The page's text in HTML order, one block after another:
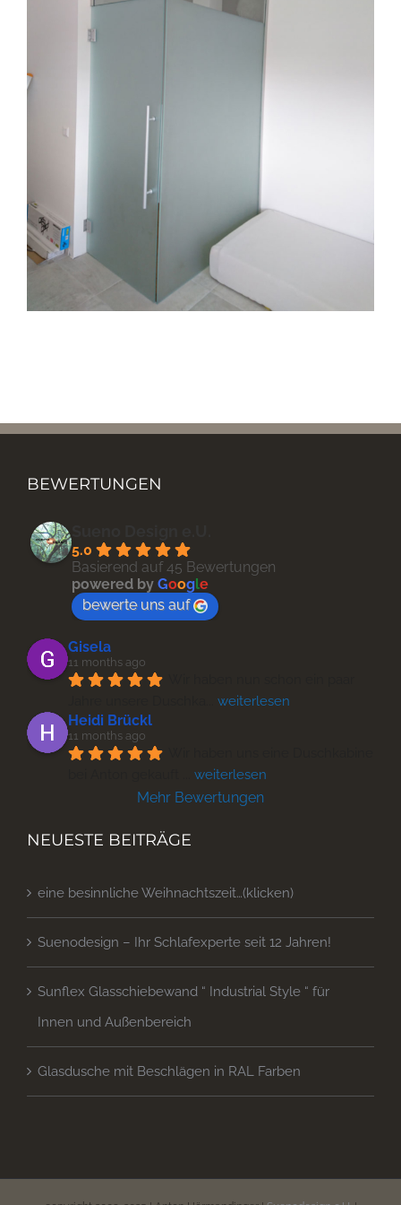
Glasraumtrennwand
BEWERTUNGEN
5.0
Basierend auf 45 Bewertungen
powered by Google
bewerte uns auf
Gisela
11 months ago
weiterlesen
Heidi Brückl
11 months ago
weiterlesen
Mehr Bewertungen
NEUESTE BEITRÄGE
eine besinnliche Weihnachtszeit…(klicken)
Suenodesign – Ihr Schlafexperte seit 12 Jahren!
Sunflex Glasschiebewand “ Industrial Style “ für
Innen und Außenbereich
Glasdusche mit Beschlägen in RAL Farben